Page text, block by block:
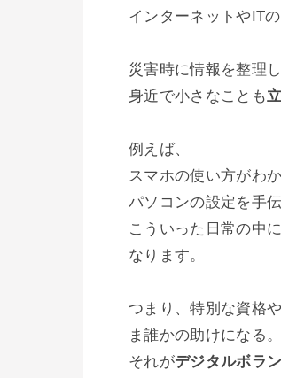
インターネットやIT
災害時に情報を整理
身近で小さなことも
例えば、
スマホの使い方がわ
パソコンの設定を手
こういった日常の中
なります。
つまり、特別な資格
ま誰かの助けになる。
それがデジタルボラ